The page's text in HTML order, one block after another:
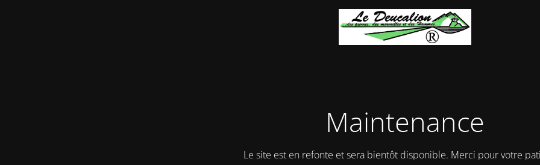
Maintenance
Le site est en refonte et sera bientôt disponible. Merci pour votre